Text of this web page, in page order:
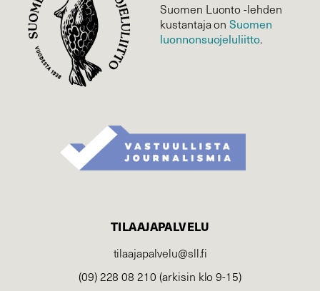
Suomen Luonto -lehden
kustantaja onSuomen
luonnonsuojelu­liitto.
TILAAJAPALVELU
tilaajapalvelu@sll.fi
(09) 228 08 210 (arkisin klo 9-15)